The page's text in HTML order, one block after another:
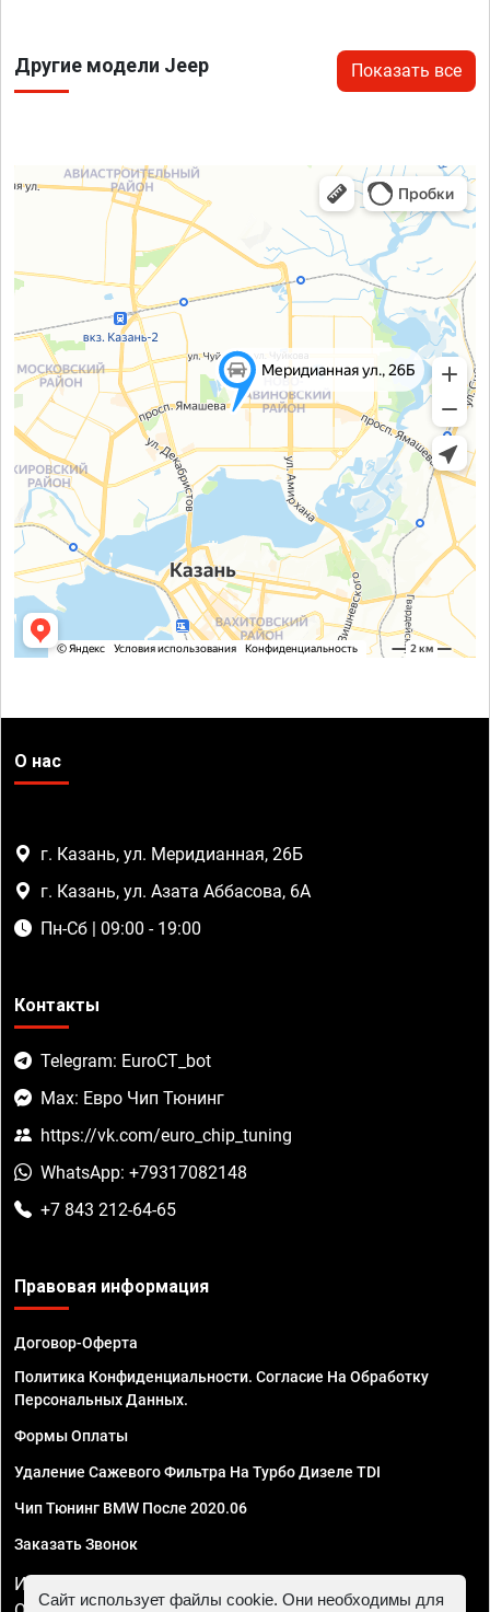
Другие модели Jeep Показать все
О нас
г. Казань, ул. Меридианная, 26Б
г. Казань, ул. Азата Аббасова, 6А
Пн-Сб | 09:00 - 19:00
Контакты
Telegram: EuroCT_bot
Max: Евро Чип Тюнинг
https://vk.com/euro_chip_tuning
WhatsApp: +79317082148
+7 843 212-64-65
Правовая информация
Договор-Оферта
Политика Конфиденциальности. Согласие На Обработку
Персональных Данных.
Формы Оплаты
Удаление Сажевого Фильтра На Турбо Дизеле TDI
Чип Тюнинг BMW После 2020.06
Заказать Звонок
ИП Смирнов Георгий Павлович. ИНН 781302555843,
Сайт использует файлы cookie. Они необходимы для